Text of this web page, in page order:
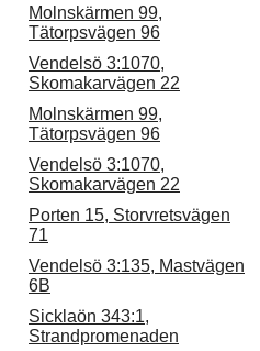
Molnskärmen 99,
Tätorpsvägen 96
Vendelsö 3:1070,
Skomakarvägen 22
Molnskärmen 99,
Tätorpsvägen 96
Vendelsö 3:1070,
Skomakarvägen 22
Porten 15, Storvretsvägen
71
Vendelsö 3:135, Mastvägen
6B
Sicklaön 343:1,
Strandpromenaden